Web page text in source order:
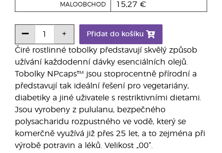
Čiré rostlinné tobolky představují skvělý způsob
užívání každodenní dávky esenciálních olejů.
Tobolky NPcaps™ jsou stoprocentně přírodní a
představují tak ideální řešení pro vegetariány,
diabetiky a jiné uživatele s restriktivními dietami.
Jsou vyrobeny z pululanu, bezpečného
polysacharidu rozpustného ve vodě, který se
komerčně využívá již přes 25 let, a to zejména při
výrobě potravin a léků. Velikost „00“.
MALOOBCHOD 15,27 €
Přidat do košíku